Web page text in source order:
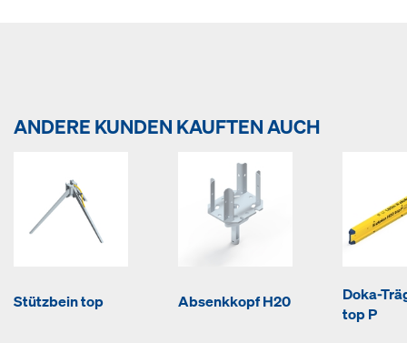
ANDERE KUNDEN KAUFTEN AUCH
Stützbein top Absenkkopf H20
Doka-
top P